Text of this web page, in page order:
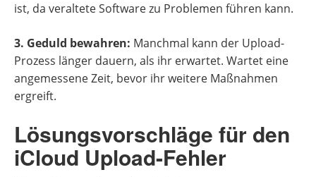
ist, da veraltete Software zu Problemen führen kann.
3. Geduld bewahren: Manchmal kann der Upload-
Prozess länger dauern, als ihr erwartet. Wartet eine
angemessene Zeit, bevor ihr weitere Maßnahmen
ergreift.
Lösungsvorschläge für den
iCloud Upload-Fehler